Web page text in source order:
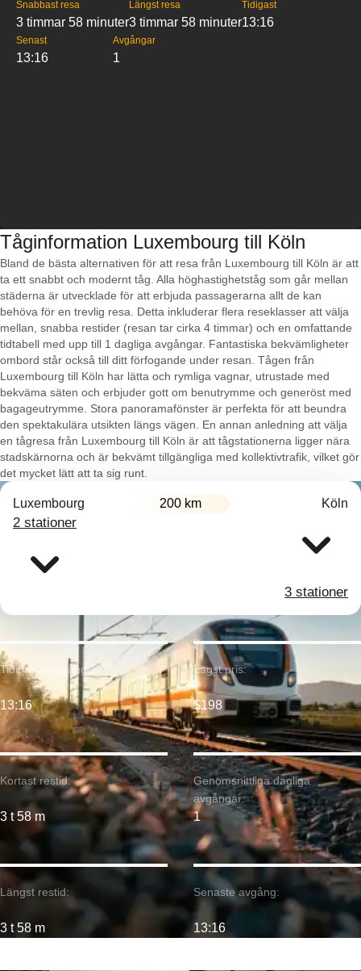
Snabbast resa
3 timmar 58 minuter
Längst resa
3 timmar 58 minuter
Tidigast
13:16
Senast
13:16
Avgångar
1
Tåginformation Luxembourg till Köln
Bland de bästa alternativen för att resa från Luxembourg till Köln är att
ta ett snabbt och modernt tåg. Alla höghastighetståg som går mellan
städerna är utvecklade för att erbjuda passagerarna allt de kan
behöva för en trevlig resa. Detta inkluderar flera reseklasser att välja
mellan, snabba restider (resan tar cirka 4 timmar) och en omfattande
tidtabell med upp till 1 dagliga avgångar. Fantastiska bekvämligheter
ombord står också till ditt förfogande under resan. Tågen från
Luxembourg till Köln har lätta och rymliga vagnar, utrustade med
bekväma säten och erbjuder gott om benutrymme och generöst med
bagageutrymme. Stora panoramafönster är perfekta för att beundra
den spektakulära utsikten längs vägen. En annan anledning att välja
en tågresa från Luxembourg till Köln är att tågstationerna ligger nära
stadskärnorna och är bekvämt tillgängliga med kollektivtrafik, vilket gör
det mycket lätt att ta sig runt.
Luxembourg 200 km Köln
2 stationer
3 stationer
Kortast restid:
3 t 58 m
Tidigaste avgång:
13:16
Längst restid:
3 t 58 m
Lägst pris:
$198
Genomsnittliga dagliga
avgångar:
1
Senaste avgång:
13:16